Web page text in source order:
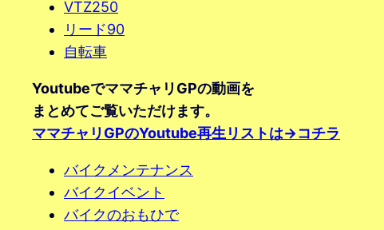
VTZ250
リード90
自転車
YoutubeでママチャリGPの動画を
まとめてご覧いただけます。
ママチャリGPのYoutube再生リストは→コチラ
バイクメンテナンス
バイクイベント
バイクのおもひで